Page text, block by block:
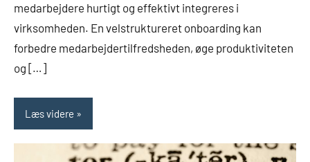
medarbejdere hurtigt og effektivt integreres i
virksomheden. En velstruktureret onboarding kan
forbedre medarbejdertilfredsheden, øge produktiviteten
og […]
Læs videre